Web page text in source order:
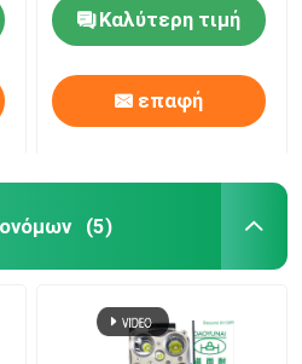
DN200-400 CCTV
συστημάτων μίνι
Καλύτερη τιμή
επαφή
(5)